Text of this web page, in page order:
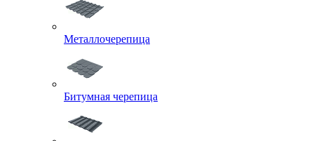
Металлочерепица
Битумная черепица